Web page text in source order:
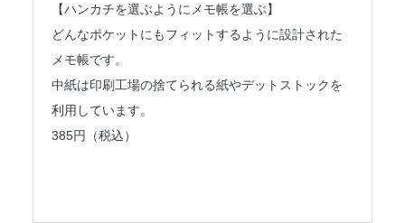
【ハンカチを選ぶようにメモ帳を選ぶ】
どんなポケットにもフィットするように設計された
メモ帳です。
中紙は印刷工場の捨てられる紙やデットストックを
利用しています。
385円（税込）